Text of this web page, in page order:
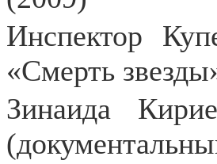
Инспектор
«Смерть
Зинаида